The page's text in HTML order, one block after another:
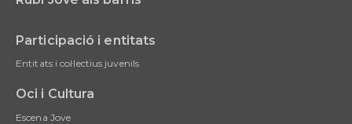
Participació i entitats
Entitats i col·lectius juvenils
Oci i Cultura
Escena Jove